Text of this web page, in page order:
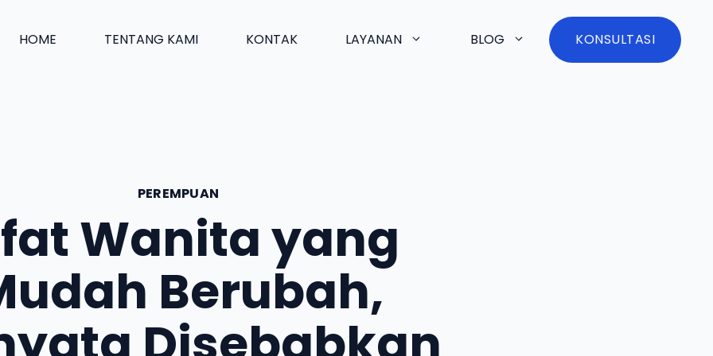
HOME TENTANG KAMI KONTAK LAYANAN BLOG KONSULTASI
PEREMPUAN
Wanita yang
Berubah,